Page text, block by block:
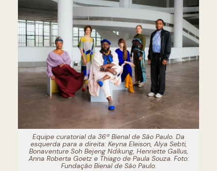
Equipe curatorial da 36ª Bienal de São Paulo. Da
esquerda para a direita: Keyna Eleison, Alya Sebti,
Bonaventure Soh Bejeng Ndikung, Henriette Gallus,
Anna Roberta Goetz e Thiago de Paula Souza. Foto:
Fundação Bienal de São Paulo.